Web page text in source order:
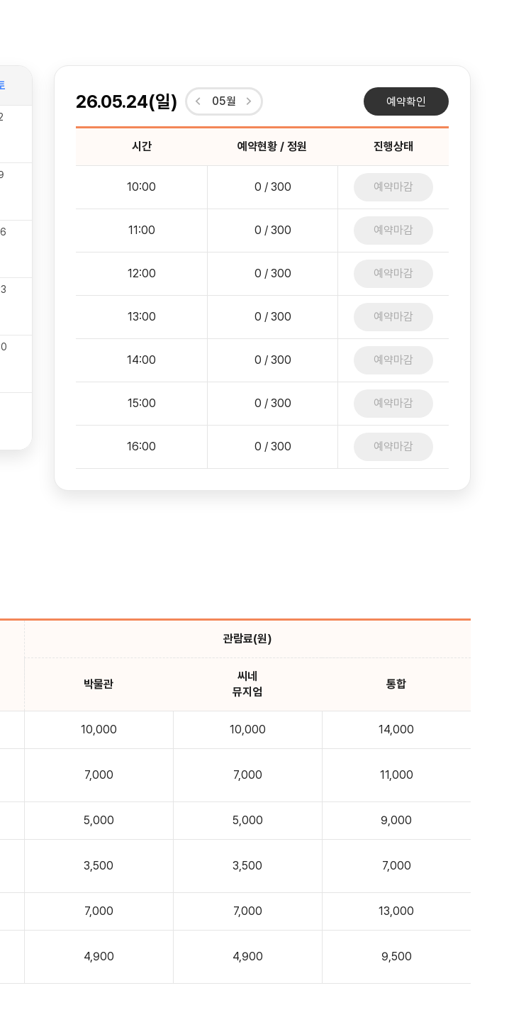
26.05.24(일) 05월 예약확인
시간 예약현황 / 정원 진행상태
10:00 0 / 300 예약마감
11:00 0 / 300 예약마감
12:00 0 / 300 예약마감
13:00 0 / 300 예약마감
14:00 0 / 300 예약마감
15:00 0 / 300 예약마감
16:00 0 / 300 예약마감
관람료(원)
박물관
씨네
뮤지엄
통합
10,000 10,000 14,000
7,000 7,000 11,000
5,000 5,000 9,000
3,500 3,500 7,000
7,000 7,000 13,000
4,900 4,900 9,500